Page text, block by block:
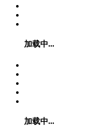
加载中...
加载中...